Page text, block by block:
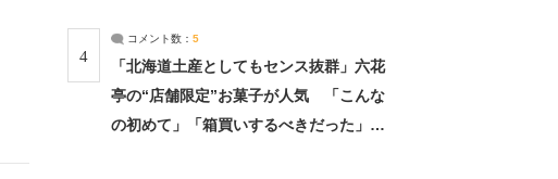
4
コメント数： 5
「北海道土産としてもセンス抜群」六花
亭の“店舗限定”お菓子が人気 「こんな
の初めて」「箱買いするべきだった」